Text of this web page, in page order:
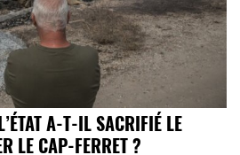
A-T-IL SACRIFIÉ LE
LE CAP-FERRET ?